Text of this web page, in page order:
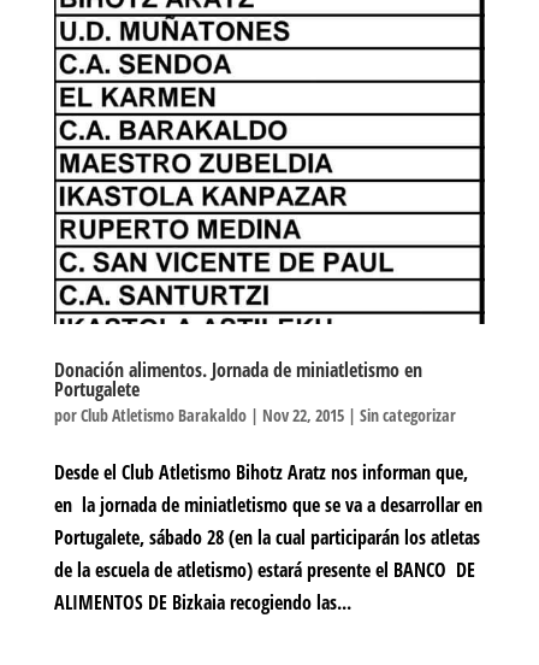
Donación alimentos. Jornada de miniatletismo en
Portugalete
porClub Atletismo Barakaldo| Nov 22, 2015| Sin categorizar
Desde el Club Atletismo Bihotz Aratz nos informan que,
en la jornada de miniatletismo que se va a desarrollar en
Portugalete, sábado 28 (en la cual participarán los atletas
de la escuela de atletismo) estará presente el BANCO DE
ALIMENTOS DE Bizkaia recogiendo las...